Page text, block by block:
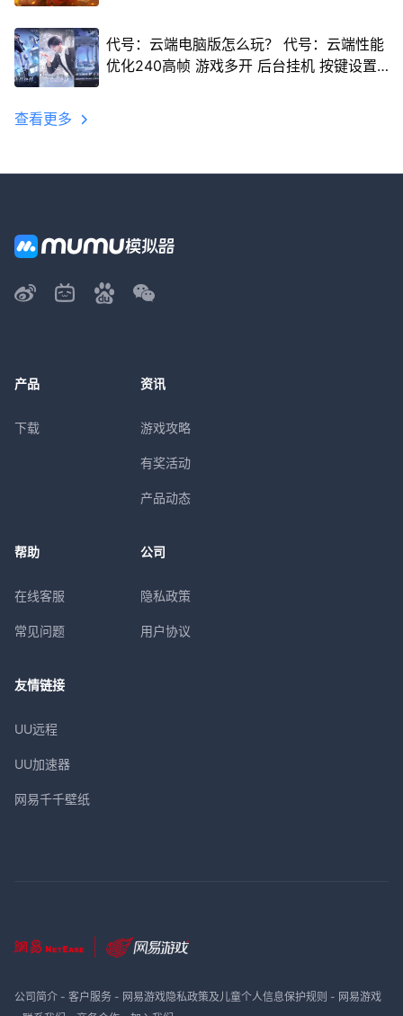
代号：云端电脑版怎么玩？ 代号：云端性能
优化240高帧 游戏多开 后台挂机 按键设置
查看更多
产品
下载
资讯
游戏攻略
有奖活动
产品动态
帮助
在线客服
常见问题
公司
隐私政策
用户协议
友情链接
UU远程
UU加速器
网易千千壁纸
公司简介- 客户服务- 网易游戏隐私政策及儿童个人信息保护规则 - 网易游戏